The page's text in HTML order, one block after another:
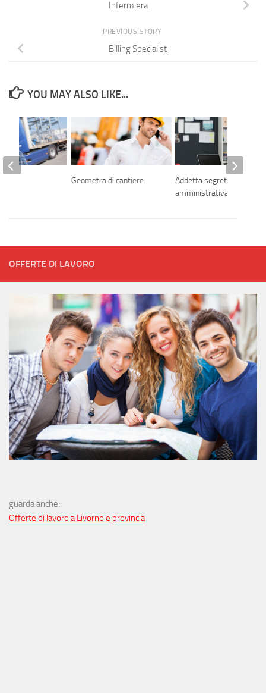
Infermiera
PREVIOUS STORY
Billing Specialist
YOU MAY ALSO LIKE...
Geometra di cantiere
Addetta segreteria
amministrativa
OFFERTE DI LAVORO
guarda anche:
Offerte di lavoro a Livorno e provincia